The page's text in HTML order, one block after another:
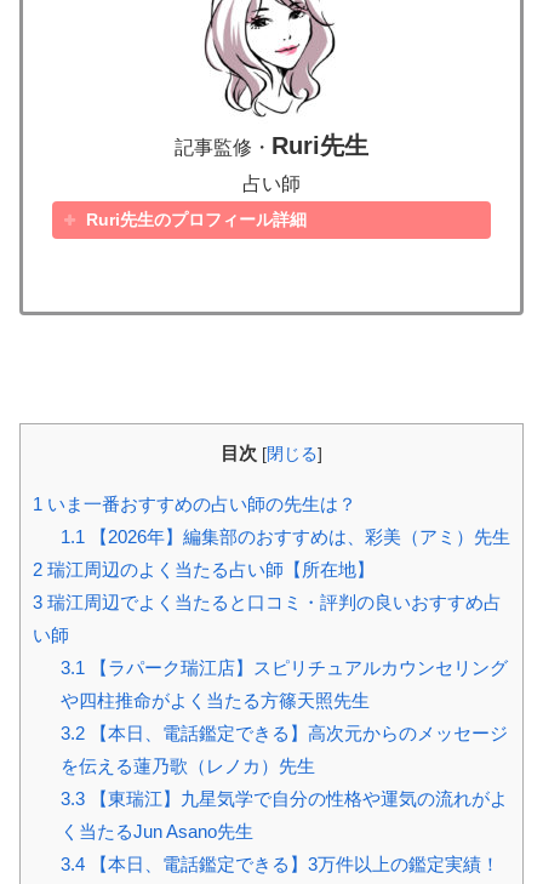
記事監修・ Ruri先生
占い師
Ruri先生のプロフィール詳細
目次 [閉じる]
1 いま一番おすすめの占い師の先生は？
1.1 【2026年】編集部のおすすめは、彩美（アミ）先生
2 瑞江周辺のよく当たる占い師【所在地】
3 瑞江周辺でよく当たると口コミ・評判の良いおすすめ占
い師
3.1 【ラパーク瑞江店】スピリチュアルカウンセリング
や四柱推命がよく当たる方篠天照先生
3.2【本日、電話鑑定できる】高次元からのメッセージ
を伝える蓮乃歌（レノカ）先生
3.3【東瑞江】九星気学で自分の性格や運気の流れがよ
く当たるJun Asano先生
3.4【本日、電話鑑定できる】3万件以上の鑑定実績！